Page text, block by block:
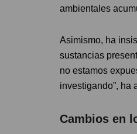
ambientales
Asimismo, ha
sustancias
no estamos
investigando”, ha
Cambios en